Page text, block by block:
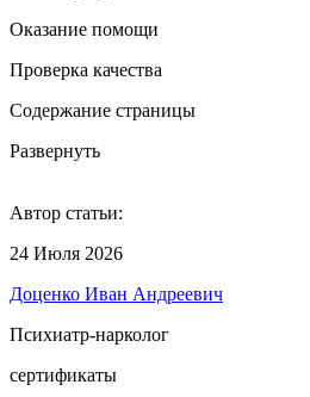
Оказание помощи
Проверка качества
Содержание страницы
Развернуть
Автор статьи:
24 Июля 2026
Доценко Иван Андреевич
Психиатр-нарколог
сертификаты